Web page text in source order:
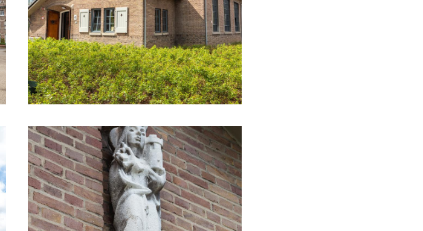
und Know-how. Die OVS muss diesen
ein gutes Gehalt schon zu Beginn der
Jungen dazu bewegen, sich für
verfügt über die notwendigen
des Handwerks erlernen. Sie tun dies
Bergmanns. Die OVS verfügt auch
Spiel sind wichtig für die Gesundheit und
sind Tugenden wie Kameradschaft, Fleiß